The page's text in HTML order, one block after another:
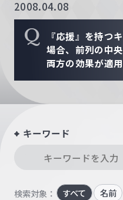
2008.04.08
Q
『応援』を持つ
場合、前列の中
両方の効果が適
キーワード
検索対象： すべて 名前